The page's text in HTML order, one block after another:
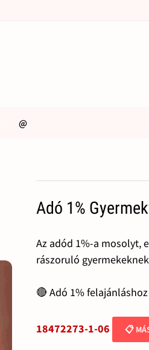
@
Adó 1%
Az adód 1%-a mosolyt,
rászoruló
🔴 Adó 1%
18472273-1-06 📋